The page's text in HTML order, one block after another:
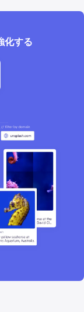
化する